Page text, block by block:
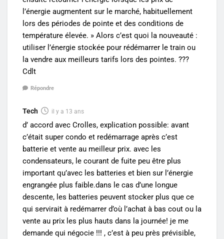
l’énergie augmentent sur le marché, habituellement
lors des périodes de pointe et des conditions de
température élevée. » Alors c’est quoi la nouveauté :
utiliser l’énergie stockée pour rédémarrer le train ou
la vendre aux meilleurs tarifs lors des pointes. ???
Cdlt
Répondre
Tech il y a 13 ans
d’ accord avec Crolles, explication possible: avant
c’était super condo et redémarrage après c’est
batterie et vente au meilleur prix. avec les
condensateurs, le courant de fuite peu être plus
important qu’avec les batteries et bien sur l’énergie
engrangée plus faible.dans le cas d’une longue
descente, les batteries peuvent stocker plus que ce
qui servirait à redémarrer d’où l’achat à bas cout ou la
vente au prix les plus hauts dans la journée! je me
demande qui négocie !!! , c’est à peu près prévisible,